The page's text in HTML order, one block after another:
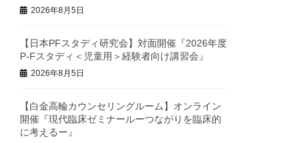
2026年8月5日
【日本PFスタディ研究会】対面開催『2026年度
P-Fスタディ＜児童用＞経験者向け講習会』
2026年8月5日
【白金高輪カウンセリングルーム】オンライン
開催『現代臨床ゼミナールーつながりを臨床的
に考えるー』